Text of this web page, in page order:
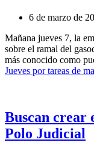
6 de marzo de
Mañana jueves 7, la
sobre el ramal del
más conocido como
Jueves por tareas de
Buscan crear
Polo Judicial